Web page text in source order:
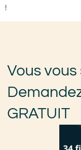
!
Vous
GRATUIT